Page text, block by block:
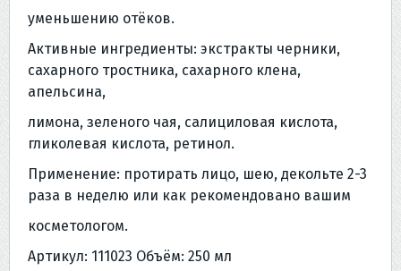
уменьшению отёков.
Активные ингредиенты: экстракты черники,
сахарного тростника, сахарного клена,
апельсина,
лимона, зеленого чая, салициловая кислота,
гликолевая кислота, ретинол.
Применение: протирать лицо, шею, декольте 2-3
раза в неделю или как рекомендовано вашим
косметологом.
Артикул: 111023 Объём: 250 мл